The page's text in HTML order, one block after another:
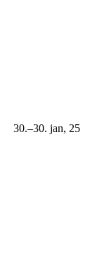
30.–30. jan, 25